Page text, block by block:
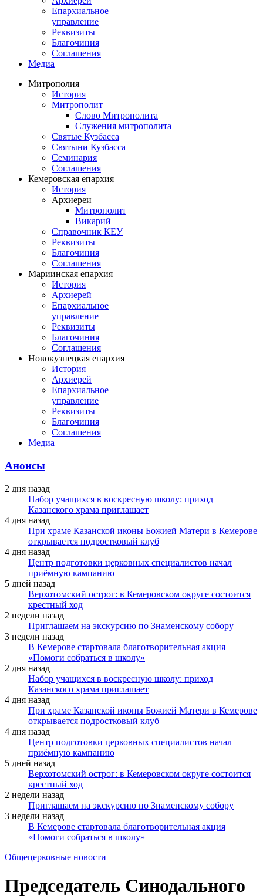
Епархиальное
управление
Реквизиты
Благочиния
Соглашения
Медиа
Митрополия
История
Митрополит
Слово Митрополита
Служения митрополита
Святые Кузбасса
Святыни Кузбасса
Семинария
Соглашения
Кемеровская епархия
История
Архиереи
Митрополит
Викарий
Справочник КЕУ
Реквизиты
Благочиния
Соглашения
Мариинская епархия
История
Архиерей
Епархиальное
управление
Реквизиты
Благочиния
Соглашения
Новокузнецкая епархия
История
Архиерей
Епархиальное
управление
Реквизиты
Благочиния
Соглашения
Медиа
Анонсы
2 дня назад
Набор учащихся в воскресную школу: приход
Казанского храма приглашает
4 дня назад
При храме Казанской иконы Божией Матери в Кемерове
открывается подростковый клуб
4 дня назад
Центр подготовки церковных специалистов начал
приёмную кампанию
5 дней назад
Верхотомский острог: в Кемеровском округе состоится
крестный ход
2 недели назад
Приглашаем на экскурсию по Знаменскому собору
3 недели назад
В Кемерове стартовала благотворительная акция
«Помоги собраться в школу»
2 дня назад
Набор учащихся в воскресную школу: приход
Казанского храма приглашает
4 дня назад
При храме Казанской иконы Божией Матери в Кемерове
открывается подростковый клуб
4 дня назад
Центр подготовки церковных специалистов начал
приёмную кампанию
5 дней назад
Верхотомский острог: в Кемеровском округе состоится
крестный ход
2 недели назад
Приглашаем на экскурсию по Знаменскому собору
3 недели назад
В Кемерове стартовала благотворительная акция
«Помоги собраться в школу»
Общецерковные новости
Председатель Синодального